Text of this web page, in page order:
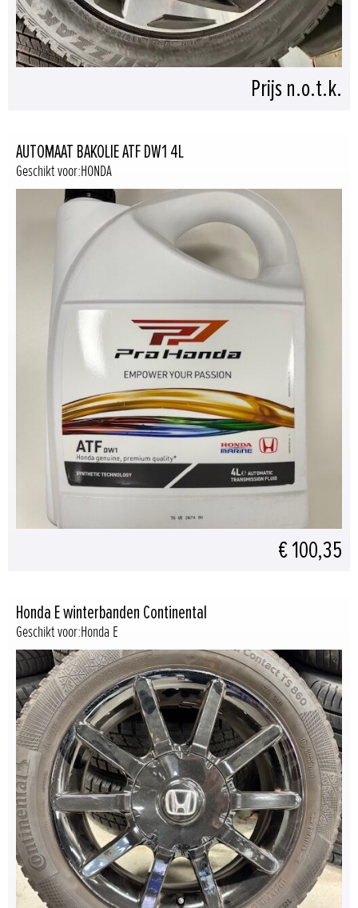
Prijs n.o.t.k.
AUTOMAAT BAKOLIE ATF DW1 4L
Geschikt voor:HONDA
€ 100,35
Honda E winterbanden Continental
Geschikt voor:Honda E